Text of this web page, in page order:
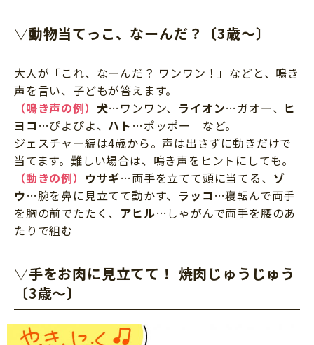
▽動物当てっこ、なーんだ？〔3歳～〕
大人が「これ、なーんだ？ ワンワン！」などと、鳴き
声を言い、子どもが答えます。
（鳴き声の例） 犬…ワンワン、 ライオン…ガオー、 ヒ
ヨコ …ぴよぴよ、 ハト …ポッポー など。
ジェスチャー編は4歳から。声は出さずに動きだけで
当てます。難しい場合は、鳴き声をヒントにしても。
（動きの例） ウサギ…両手を立てて頭に当てる、 ゾ
ウ…腕を鼻に見立てて動かす、 ラッコ …寝転んで両手
を胸の前でたたく、 アヒル…しゃがんで両手を腰のあ
たりで組む
▽手をお肉に見立てて！ 焼肉じゅうじゅう
〔3歳～〕